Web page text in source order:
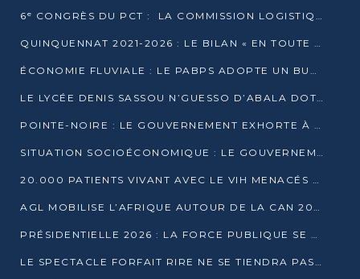
6ᵉ CONGRÈS DU PCT : LA COMMISSION LOGISTIQUE ASSURE LA DISTRIBUTION DES KITS
QUINQUENNAT 2021-2026 : LE BILAN « EN TOUTE TRANSPARENCE » PRÉSENTÉ À LA PRESSE
ÉCONOMIE FLUVIALE : LE PABPS ADOPTE UN BUDGET 2026 DE PLUS DE 2,7 MILLIARDS FCFA
LE LYCÉE DENIS SASSOU N’GUESSO D’ABALA DOTÉ D’UNE SALLE MULTIMÉDIA
POINTE-NOIRE : LE GOUVERNEMENT EXHORTE À UN USAGE RESPONSABLE DU NOUVEAU MATÉRIEL MUNICIPAL
SITUATION SOCIOÉCONOMIQUE : LE GOUVERNEMENT INTERPELLÉ DEVANT LE SÉNAT
20.000 PATIENTS VIVANT AVEC LE VIH MENACÉS D’ARRÊT DE TRAITEMENT
AGL MOBILISE L’AFRIQUE AUTOUR DE LA CAN 2025
PRÉSIDENTIELLE 2026 : LA FORCE PUBLIQUE SE PRÉPARE À SÉCURISER LE SCRUTIN
LE SPECTACLE FORFAIT RIRE NE SE TIENDRA PAS LE 1ER JANVIER